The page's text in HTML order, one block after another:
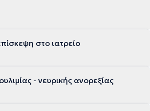
στο ιατρείο
- νευρικής ανορεξίας